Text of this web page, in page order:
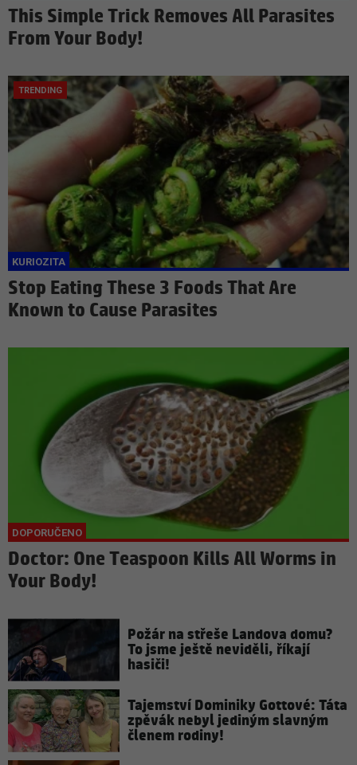
This Simple Trick Removes All Parasites
From Your Body!
Stop Eating These 3 Foods That Are
Known to Cause Parasites
Doctor: One Teaspoon Kills All Worms in
Your Body!
Požár na střeše Landova domu?
To jsme ještě neviděli, říkají
hasiči!
Tajemství Dominiky Gottové: Táta
zpěvák nebyl jediným slavným
členem rodiny!